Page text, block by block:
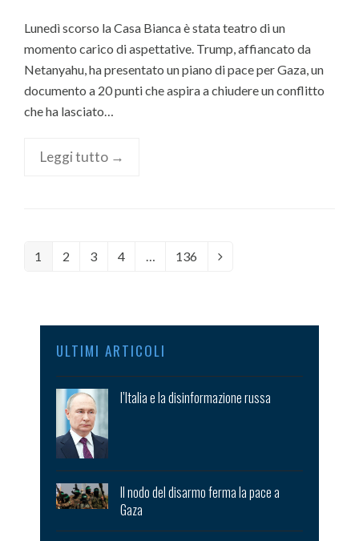
Lunedì scorso la Casa Bianca è stata teatro di un
momento carico di aspettative. Trump, affiancato da
Netanyahu, ha presentato un piano di pace per Gaza, un
documento a 20 punti che aspira a chiudere un conflitto
che ha lasciato…
Leggi tutto →
Page
1 Page
2 Page
3 Page
4 … Page
136 Next
ULTIMI ARTICOLI
l’Italia e la disinformazione russa
Il nodo del disarmo ferma la pace a
Gaza